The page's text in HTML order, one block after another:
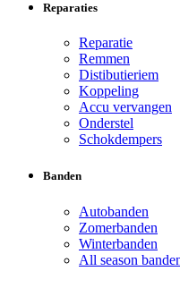
Reparaties
Reparatie
Remmen
Distibutieriem
Koppeling
Accu vervangen
Onderstel
Schokdempers
Banden
Autobanden
Zomerbanden
Winterbanden
All season